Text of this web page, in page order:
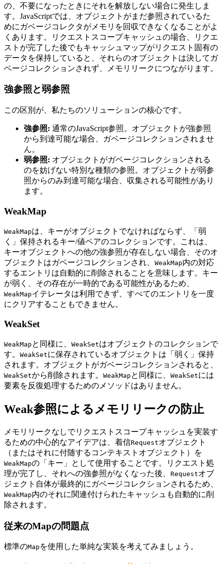
の、不要になったときにそれを解放しない場合に発生しま
す。JavaScriptでは、オブジェクトがまだ参照されているた
めにガベージコレクタがメモリを回収できなくなることがよ
くあります。リクエストスコープキャッシュの場合、リクエ
ストが完了した後でもキャッシュマップがリクエスト固有の
データを保持していると、それらのオブジェクトは決してガ
ベージコレクションされず、メモリリークにつながります。
強参照と弱参照
この区別が、私たちのソリューションの核心です。
強参照: 通常のJavaScript参照。オブジェクトが強参照
から到達可能な場合、ガベージコレクションされませ
ん。
弱参照: オブジェクトがガベージコレクションされる
のを妨げない特別な種類の参照。オブジェクトが弱参
照からのみ到達可能な場合、収集される可能性があり
ます。
WeakMap
WeakMapは、キーがオブジェクトでなければならず、「弱
く」保持されるキー/値ペアのコレクションです。これは、
キーオブジェクトへの他の強参照が存在しない場合、そのオ
ブジェクトはガベージコレクションされ、 WeakMap内の対応
するエントリは自動的に削除されることを意味します。キー
が弱く、その存在が一時的である可能性があるため、
WeakMapイテレータは利用できず、すべてのエントリを一度
にクリアすることもできません。
WeakSet
WeakMap と同様に、 WeakSetはオブジェクトのコレクションで
す。 WeakSetに保存されているオブジェクトは「弱く」保持
されます。オブジェクトがガベージコレクションされると、
WeakSetから削除されます。 WeakMap と同様に、 WeakSetには
要素を反復処理するためのメソッドはありません。
Weak参照によるメモリリークの防止
メモリリークなしでリクエストスコープキャッシュを実装す
るための中心的なアイデアは、着信Requestオブジェクト
（またはそれに付随するコンテキストオブジェクト）を
WeakMapの「キー」として使用することです。リクエスト処
理が完了し、それへの強参照がなくなった後、 Requestオブ
ジェクト自体が最終的にガベージコレクションされるため、
WeakMap内のそれに関連付けられたキャッシュも自動的に削
除されます。
従来のMapの問題点
標準のMap を使用した単純な実装を考えてみましょう。